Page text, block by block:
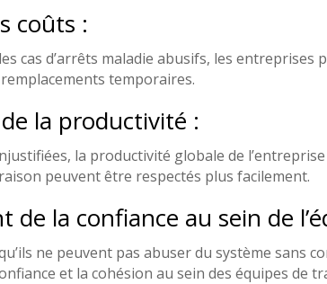
coûts :
cas d’arrêts maladie abusifs, les entreprises
temporaires.
la productivité :
la productivité globale de
peuvent être respectés plus facilement.
de la confiance au sein de
ne peuvent pas abuser du système sans
et la cohésion au sein des équipes de